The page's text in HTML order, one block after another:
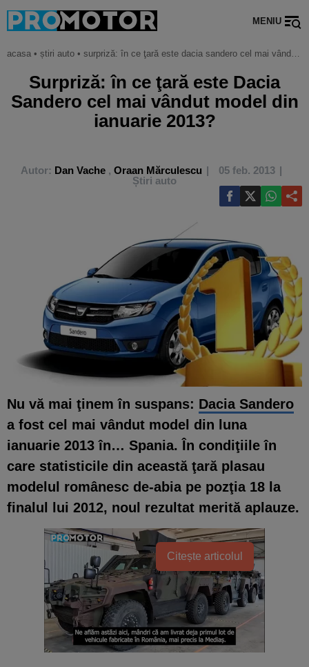
MENIU
acasa • știri auto • surpriză: în ce ţară este dacia sandero cel mai vândut model din ianuarie 2013?
Surpriză: în ce ţară este Dacia
Sandero cel mai vândut model din
ianuarie 2013?
Autor: Dan Vache, Oraan Mărculescu
05 feb. 2013
Știri auto
Nu vă mai ţinem în suspans: Dacia Sandero
a fost cel mai vândut model din luna
ianuarie 2013 în… Spania. În condiţiile în
care statisticile din această ţară plasau
modelul românesc de-abia pe pozţia 18 la
finalul lui 2012, noul rezultat merită aplauze.
Citește articolul